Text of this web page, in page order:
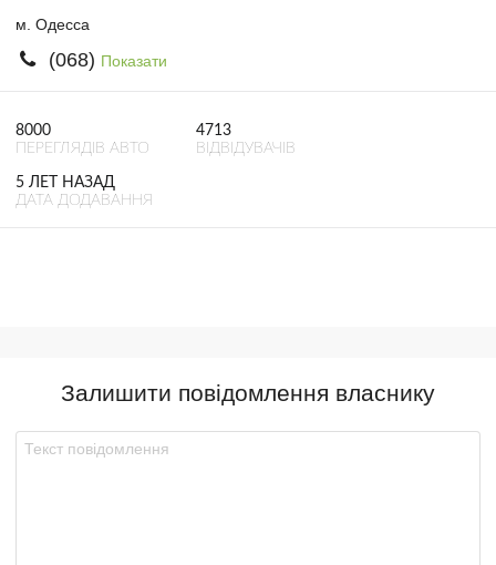
м. Одесса
(068) Показати
8000
ПЕРЕГЛЯДІВ АВТО
4713
ВІДВІДУВАЧІВ
5 ЛЕТ НАЗАД
ДАТА ДОДАВАННЯ
Залишити повідомлення власнику